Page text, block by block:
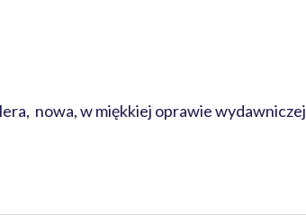
nowa, w miękkiej oprawie wydawniczej